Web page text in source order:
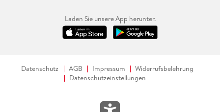
Laden Sie unsere App herunter.
Datenschutz AGB Impressum
Widerrufsbelehrung
Datenschutzeinstellungen